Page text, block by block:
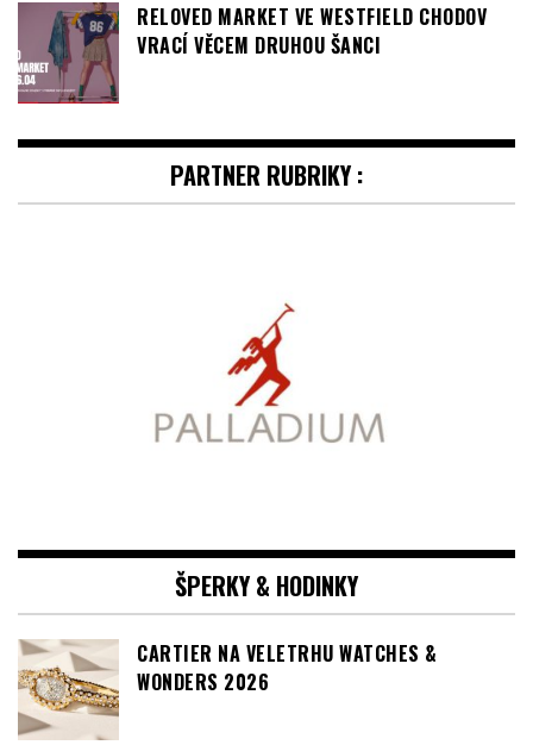
RELOVED MARKET VE WESTFIELD CHODOV
VRACÍ VĚCEM DRUHOU ŠANCI
PARTNER RUBRIKY :
ŠPERKY & HODINKY
CARTIER NA VELETRHU WATCHES &
WONDERS 2026